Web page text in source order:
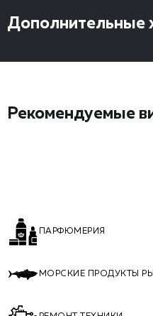
Дополнительные
Рекомендуемые
ПАРФЮМЕРИЯ
МОРСКИЕ ПРОДУКТЫ